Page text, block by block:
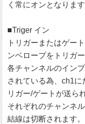
く常にオンとなります
■Triger イン
トリガーまたはゲー
ンベロープをトリガー
各チャンネルのイン
されている為、ch1に
リガー/ゲートが送ら
それぞれのチャンネ
結線は切断されます。